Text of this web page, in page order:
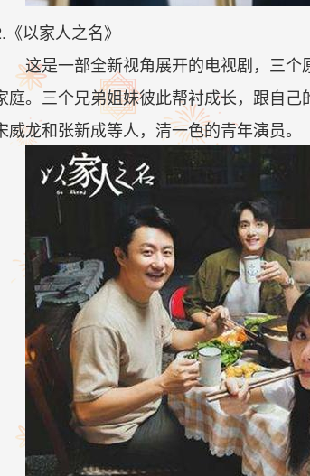
《以家人之名》
是一部全新视角展开的电视剧，三个
庭。三个兄弟姐妹彼此帮衬成长，跟自己
威龙和张新成等人，清一色的青年演员。